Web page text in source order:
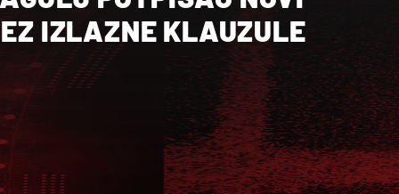
IZLAZNE KLAUZULE